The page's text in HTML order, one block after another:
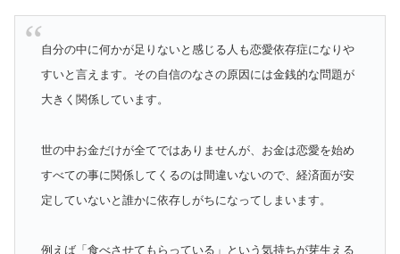
自分の中に何かが足りないと感じる人も恋愛依存症になりや
すいと言えます。その自信のなさの原因には金銭的な問題が
大きく関係しています。
世の中お金だけが全てではありませんが、お金は恋愛を始め
すべての事に関係してくるのは間違いないので、経済面が安
定していないと誰かに依存しがちになってしまいます。
例えば「食べさせてもらっている」という気持ちが芽生える